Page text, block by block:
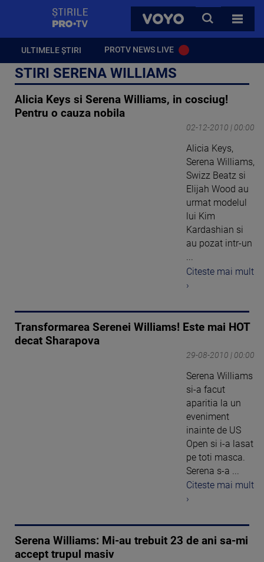
VOYO
CAUTA
TOATE
ULTIMELE ȘTIRI PROTV NEWS LIVE
STIRI SERENA WILLIAMS
Alicia Keys si Serena Williams, in cosciug!
Pentru o cauza nobila
02-12-2010 | 00:00
Alicia Keys,
Serena Williams,
Swizz Beatz si
Elijah Wood au
urmat modelul
lui Kim
Kardashian si
au pozat intr-un
...
Citeste mai mult
›
Transformarea Serenei Williams! Este mai HOT
decat Sharapova
29-08-2010 | 00:00
Serena Williams
si-a facut
aparitia la un
eveniment
inainte de US
Open si i-a lasat
pe toti masca.
Serena s-a ...
Citeste mai mult
›
Serena Williams: Mi-au trebuit 23 de ani sa-mi
accept trupul masiv